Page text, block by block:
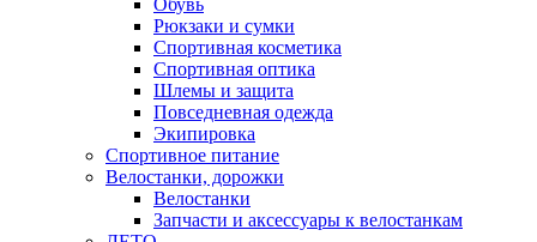
Рюкзаки и сумки
Спортивная косметика
Спортивная оптика
Шлемы и защита
Повседневная одежда
Экипировка
Спортивное питание
Велостанки, дорожки
Велостанки
Запчасти и аксессуары к велостанкам